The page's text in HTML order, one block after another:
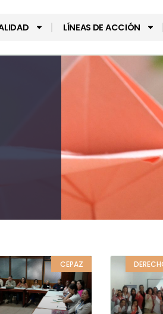
LÍNEAS DE ACCIÓN
CEPAZ